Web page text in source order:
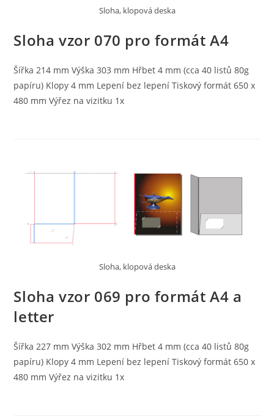
Sloha, klopová deska
Sloha vzor 070 pro formát A4
Šířka 214 mm Výška 303 mm Hřbet 4 mm (cca 40 listů 80g
papíru) Klopy 4 mm Lepení bez lepení Tiskový formát 650 x
480 mm Výřez na vizitku 1x
Sloha, klopová deska
Sloha vzor 069 pro formát A4 a
letter
Šířka 227 mm Výška 302 mm Hřbet 4 mm (cca 40 listů 80g
papíru) Klopy 4 mm Lepení bez lepení Tiskový formát 650 x
480 mm Výřez na vizitku 1x